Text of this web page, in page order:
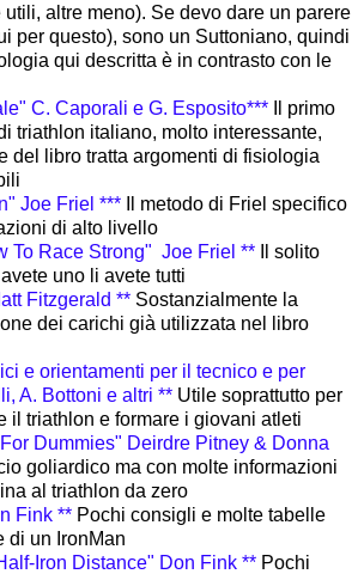
altre meno). Se devo dare un parere
per questo), sono un Suttoniano, quindi
qui descritta è in contrasto con le
C. Caporali e G. Esposito***
Il primo
triathlon italiano, molto interessante,
del libro tratta argomenti di fisiologia
Joe Friel ***
Il metodo di Friel specifico
di alto livello
To Race Strong" Joe Friel **
Il solito
uno li avete tutti
Fitzgerald ** Sostanzialmente la
dei carichi già utilizzata nel libro
e orientamenti per il tecnico e per
A. Bottoni e altri ** Utile soprattutto per
il triathlon e formare i giovani atleti
Dummies" Deirdre Pitney & Donna
goliardico ma con molte informazioni
al triathlon da zero
Fink ** Pochi consigli e molte tabelle
di un IronMan
Iron Distance" Don Fink ** Pochi